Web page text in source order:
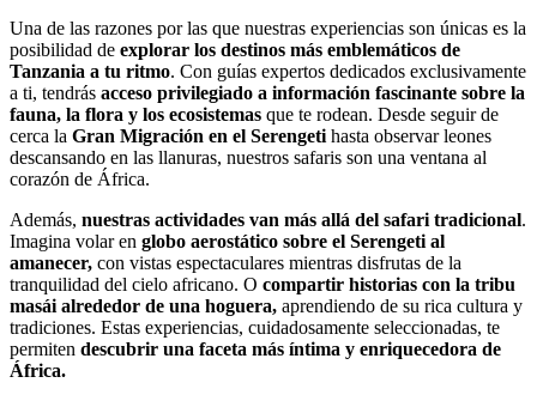
Una de las razones por las que nuestras experiencias son únicas es la
posibilidad de explorar los destinos más emblemáticos de
Tanzania a tu ritmo. Con guías expertos dedicados exclusivamente
a ti, tendrás acceso privilegiado a información fascinante sobre la
fauna, la flora y los ecosistemas que te rodean. Desde seguir de
cerca la Gran Migración en el Serengeti hasta observar leones
descansando en las llanuras, nuestros safaris son una ventana al
corazón de África.
Además, nuestras actividades van más allá del safari tradicional.
Imagina volar en globo aerostático sobre el Serengeti al
amanecer, con vistas espectaculares mientras disfrutas de la
tranquilidad del cielo africano. O compartir historias con la tribu
masái alrededor de una hoguera, aprendiendo de su rica cultura y
tradiciones. Estas experiencias, cuidadosamente seleccionadas, te
permiten descubrir una faceta más íntima y enriquecedora de
África.